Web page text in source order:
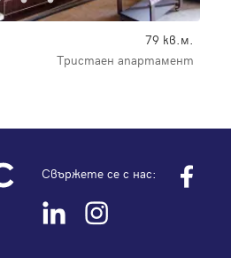
79 кв.м.
Тристаен апартамент
Свържете се с нас: